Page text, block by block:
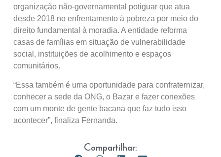
organização não-governamental potiguar que atua
desde 2018 no enfrentamento à pobreza por meio do
direito fundamental à moradia. A entidade reforma
casas de famílias em situação de vulnerabilidade
social, instituições de acolhimento e espaços
comunitários.
“Essa também é uma oportunidade para confraternizar,
conhecer a sede da ONG, o Bazar e fazer conexões
com um monte de gente bacana que faz tudo isso
acontecer”, finaliza Fernanda.
Compartilhar: